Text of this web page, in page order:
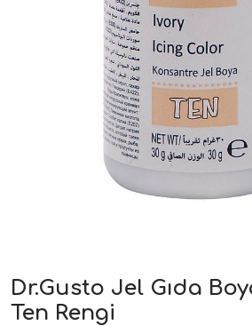
Dr.Gusto Jel Gıda
Ten Rengi